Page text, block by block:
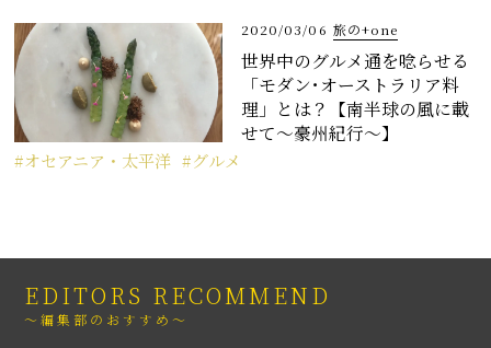
2020/03/06 旅の+one
世界中のグルメ通を唸らせる
「モダン･オーストラリア料
理」とは？【南半球の風に載
せて〜豪州紀行〜】
オセアニア・太平洋 グルメ
EDITORS RECOMMEND
～編集部のおすすめ～